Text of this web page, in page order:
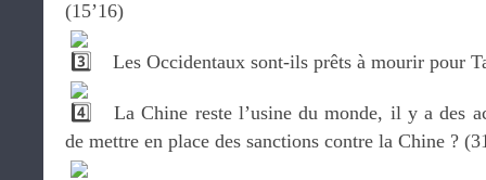
(15’16)
Les Occidentaux sont-ils prêts à mourir pour
La Chine reste l’usine du monde, il y a des
de mettre en place des sanctions contre la Chine ?